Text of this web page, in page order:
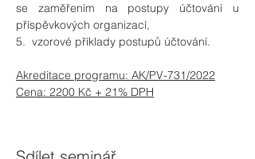
se zaměřením na postupy účtování u
příspěvkových organizací,
5.  vzorové příklady postupů účtování.
Akreditace programu: AK/PV-731/2022
Cena: 2200 Kč + 21% DPH